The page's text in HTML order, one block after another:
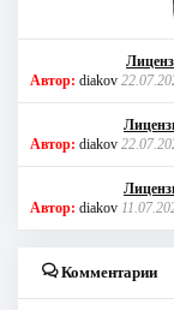
Автор: diakov
Автор: diakov
Автор: diakov
Комментарии